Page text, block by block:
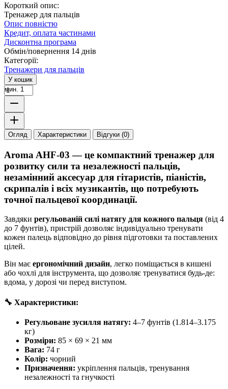
Короткий опис:
Тренажер для пальців
Опис повністю
Кредит, оплата частинами
Дисконтна програма
Обмін/повернення 14 днів
Категорії:
Тренажери для пальців
У кошик
мин. 1
Огляд Характеристики Відгуки (0)
Aroma AHF-03 — це компактний тренажер для
розвитку сили та незалежності пальців,
незамінний аксесуар для гітаристів, піаністів,
скрипалів і всіх музикантів, що потребують
точної пальцевої координації.
Завдяки регульованій силі натягу для кожного пальця (від 4
до 7 фунтів), пристрій дозволяє індивідуально тренувати
кожен палець відповідно до рівня підготовки та поставлених
цілей.
Він має ергономічний дизайн, легко поміщається в кишені
або чохлі для інструмента, що дозволяє тренуватися будь-де:
вдома, у дорозі чи перед виступом.
🔧 Характеристики:
Регульоване зусилля натягу: 4–7 фунтів (1.814–3.175
кг)
Розміри: 85 × 69 × 21 мм
Вага: 74 г
Колір: чорний
Призначення: укріплення пальців, тренування
незалежності та гнучкості